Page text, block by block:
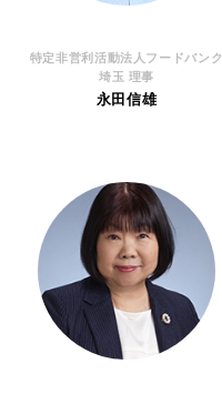
特定非営利活動法人フードバンク
埼玉 理事
永田信雄